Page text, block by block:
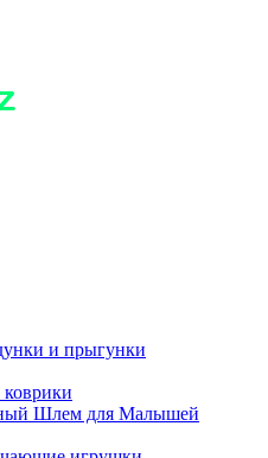
и прыгунки
Шлем для Малышей